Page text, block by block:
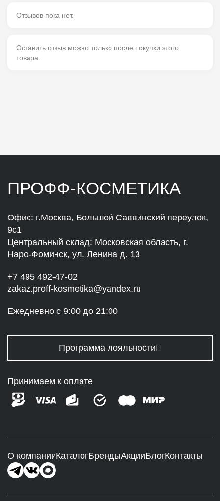
Отзывов пока нет.
Оставить отзыв можно только после покупки этого
товара.
ПРОФФ-КОСМЕТИКА
Офис: г.Москва, Большой Саввинский переулок,
9с1
Центральный склад: Московская область, г.
Наро-Фоминск, ул. Ленина д. 13
+7 495 492-47-02
zakaz.proff-kosmetika@yandex.ru
Ежедневно с 9:00 до 21:00
Программа лояльности
Принимаем к оплате
О компанииКаталогБрендыАкцииБлогКонтакты